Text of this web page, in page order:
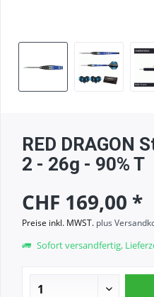
RED DRAGON
2 - 26g - 90% T
CHF 169,00 *
Preise inkl. MWST. plus
Sofort versandfertig,